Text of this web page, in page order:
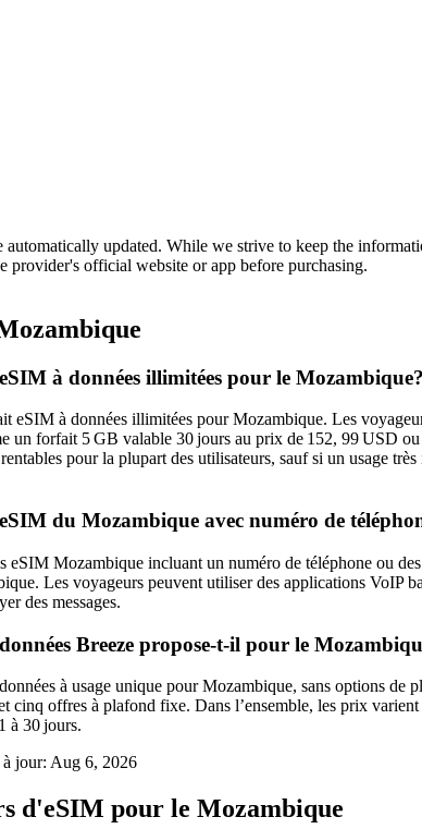
updated. While we strive to keep the
provider's official website or app before purchasing.
à données illimitées pour le Mozambique?
eSIM à données illimitées pour Mozambique. Les
un forfait 5 GB valable 30 jours au prix de 152, 99 USD
pour la plupart des utilisateurs, sauf si un usage
du Mozambique avec numéro de
eSIM Mozambique incluant un numéro de téléphone ou
Les voyageurs peuvent utiliser des applications VoIP
des messages.
Breeze propose-t-il pour le
à usage unique pour Mozambique, sans options de
cinq offres à plafond fixe. Dans l’ensemble, les prix
à 30 jours.
jour: Aug 6, 2026
d'eSIM pour le Mozambique